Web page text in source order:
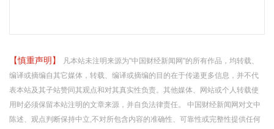
【慎重声明】
凡本站未注明来源为"中国财经新闻网"的所有作品，均转载、
编译或摘编自其它媒体，转载、编译或摘编的目的在于传递更多信息，并不代
表本站及其子站赞同其观点和对其真实性负责。其他媒体、网站或个人转载使
用时必须保留本站注明的文章来源，并自负法律责任。 中国财经新闻网对文中
陈述、观点判断保持中立,不对所包含内容的准确性、可靠性或完整性提供任何